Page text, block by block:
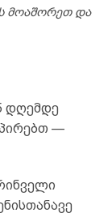
მოაშორეთ და
დღემდე
—